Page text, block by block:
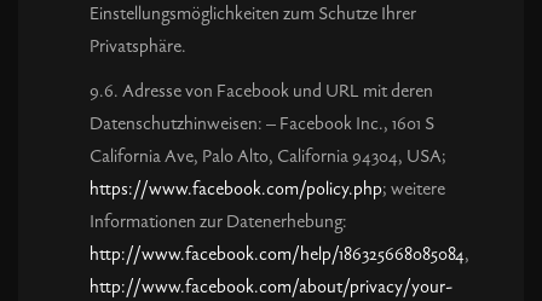
Einstellungsmöglichkeiten zum Schutze Ihrer
Privatsphäre.
9.6. Adresse von Facebook und URL mit deren
Datenschutzhinweisen: – Facebook Inc., 1601 S
California Ave, Palo Alto, California 94304, USA;
https://www.facebook.com/policy.php; weitere
Informationen zur Datenerhebung:
http://www.facebook.com/help/186325668085084,
http://www.facebook.com/about/privacy/your-